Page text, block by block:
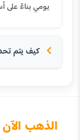
يومي بناءً على
كيف يتم
الذهب الآن